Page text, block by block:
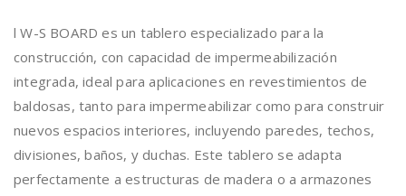
l W-S BOARD es un tablero especializado para la
construcción, con capacidad de impermeabilización
integrada, ideal para aplicaciones en revestimientos de
baldosas, tanto para impermeabilizar como para construir
nuevos espacios interiores, incluyendo paredes, techos,
divisiones, baños, y duchas. Este tablero se adapta
perfectamente a estructuras de madera o a armazones